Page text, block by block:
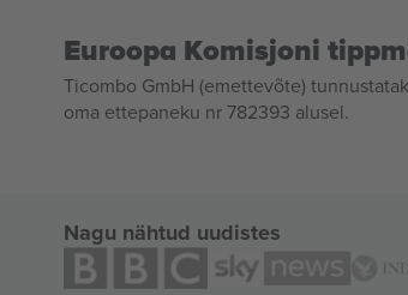
Euroopa Komisjoni
Ticombo GmbH (emettevõte)
oma ettepaneku nr 782393 alusel.
Nagu nähtud uudistes